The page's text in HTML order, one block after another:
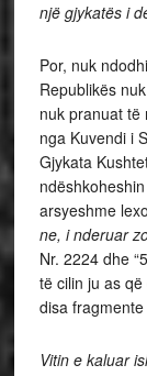
një gjykatës i
Por, nuk
Republikës
nuk pranuat të
nga Kuvendi i
Gjykata
arsyeshme
ne, i nderuar
Nr. 2224 dhe
të cilin ju as
disa
Vitin e kaluar